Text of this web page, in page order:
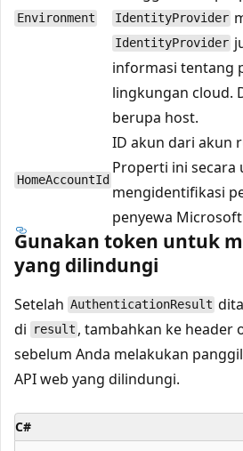
Environment IdentityProvider
IdentityProvider
informasi tentang
lingkungan cloud.
berupa host.
HomeAccountId
ID akun dari akun
Properti ini secara
mengidentifikasi
penyewa
Gunakan token untuk
yang dilindungi
Setelah AuthenticationResult
di
result , tambahkan ke header
sebelum Anda melakukan
API web yang dilindungi.
C#